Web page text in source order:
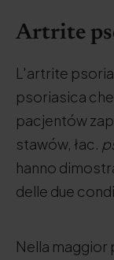
Artrite
L'artrite
psoriasica
pacjentów
stawów, łac.
hanno
delle due
Nella maggior